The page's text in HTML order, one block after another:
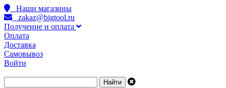
Наши магазины
zakaz@bigtool.ru
Получение и оплата
Оплата
Доставка
Самовывоз
Войти